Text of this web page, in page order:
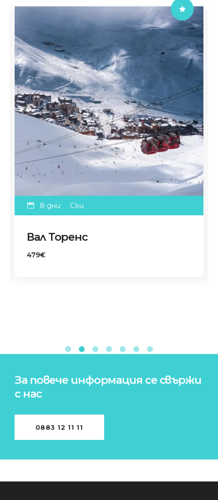
8 дни Ски
Вал Торенс
479€
За повече информация се свържи
с нас
0883 12 11 11